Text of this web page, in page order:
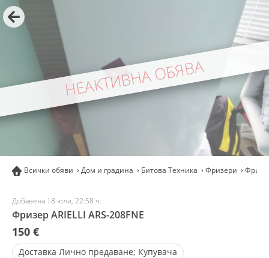
НЕАКТИВНА ОБЯВА
Всички обяви Дом и градина Битова Техника Фризери
Добавена 18 юли, 22:58 ч.
Фризер ARIELLI ARS-208FNE
150 €
Доставка Лично предаване; Купувача